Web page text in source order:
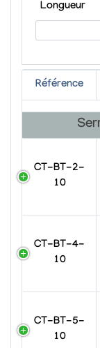
Longueur
Référence
CT-BT-2-
10
CT-BT-4-
10
CT-BT-5-
10